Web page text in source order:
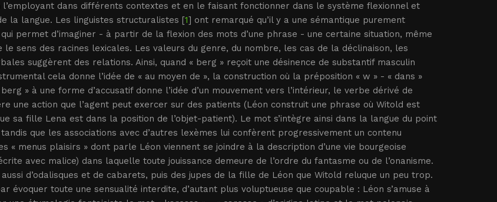
l’employant dans différents contextes et en le faisant fonctionner dans le système flexionnel et
la langue. Les linguistes structuralistes [1] ont remarqué qu’il y a une sémantique purement
permet d’imaginer - à partir de la flexion des mots d’une phrase - une certaine situation, même
le sens des racines lexicales. Les valeurs du genre, du nombre, les cas de la déclinaison, les
suggèrent des relations. Ainsi, quand « berg » reçoit une désinence de substantif masculin
cela donne l’idée de « au moyen de », la construction où la préposition « w » - « dans »
» à une forme d’accusatif donne l’idée d’un mouvement vers l’intérieur, le verbe dérivé de
une action que l’agent peut exercer sur des patients (Léon construit une phrase où Witold est
sa fille Lena est dans la position de l’objet-patient). Le mot s’intègre ainsi dans la langue du point
que les associations avec d’autres lexèmes lui confèrent progressivement un contenu
« menus plaisirs » dont parle Léon viennent se joindre à la description d’une vie bourgeoise
avec malice) dans laquelle toute jouissance demeure de l’ordre du fantasme ou de l’onanisme.
d’odalisques et de cabarets, puis des jupes de la fille de Léon que Witold reluque un peu trop.
évoquer toute une sensualité interdite, d’autant plus voluptueuse que coupable : Léon s’amuse à